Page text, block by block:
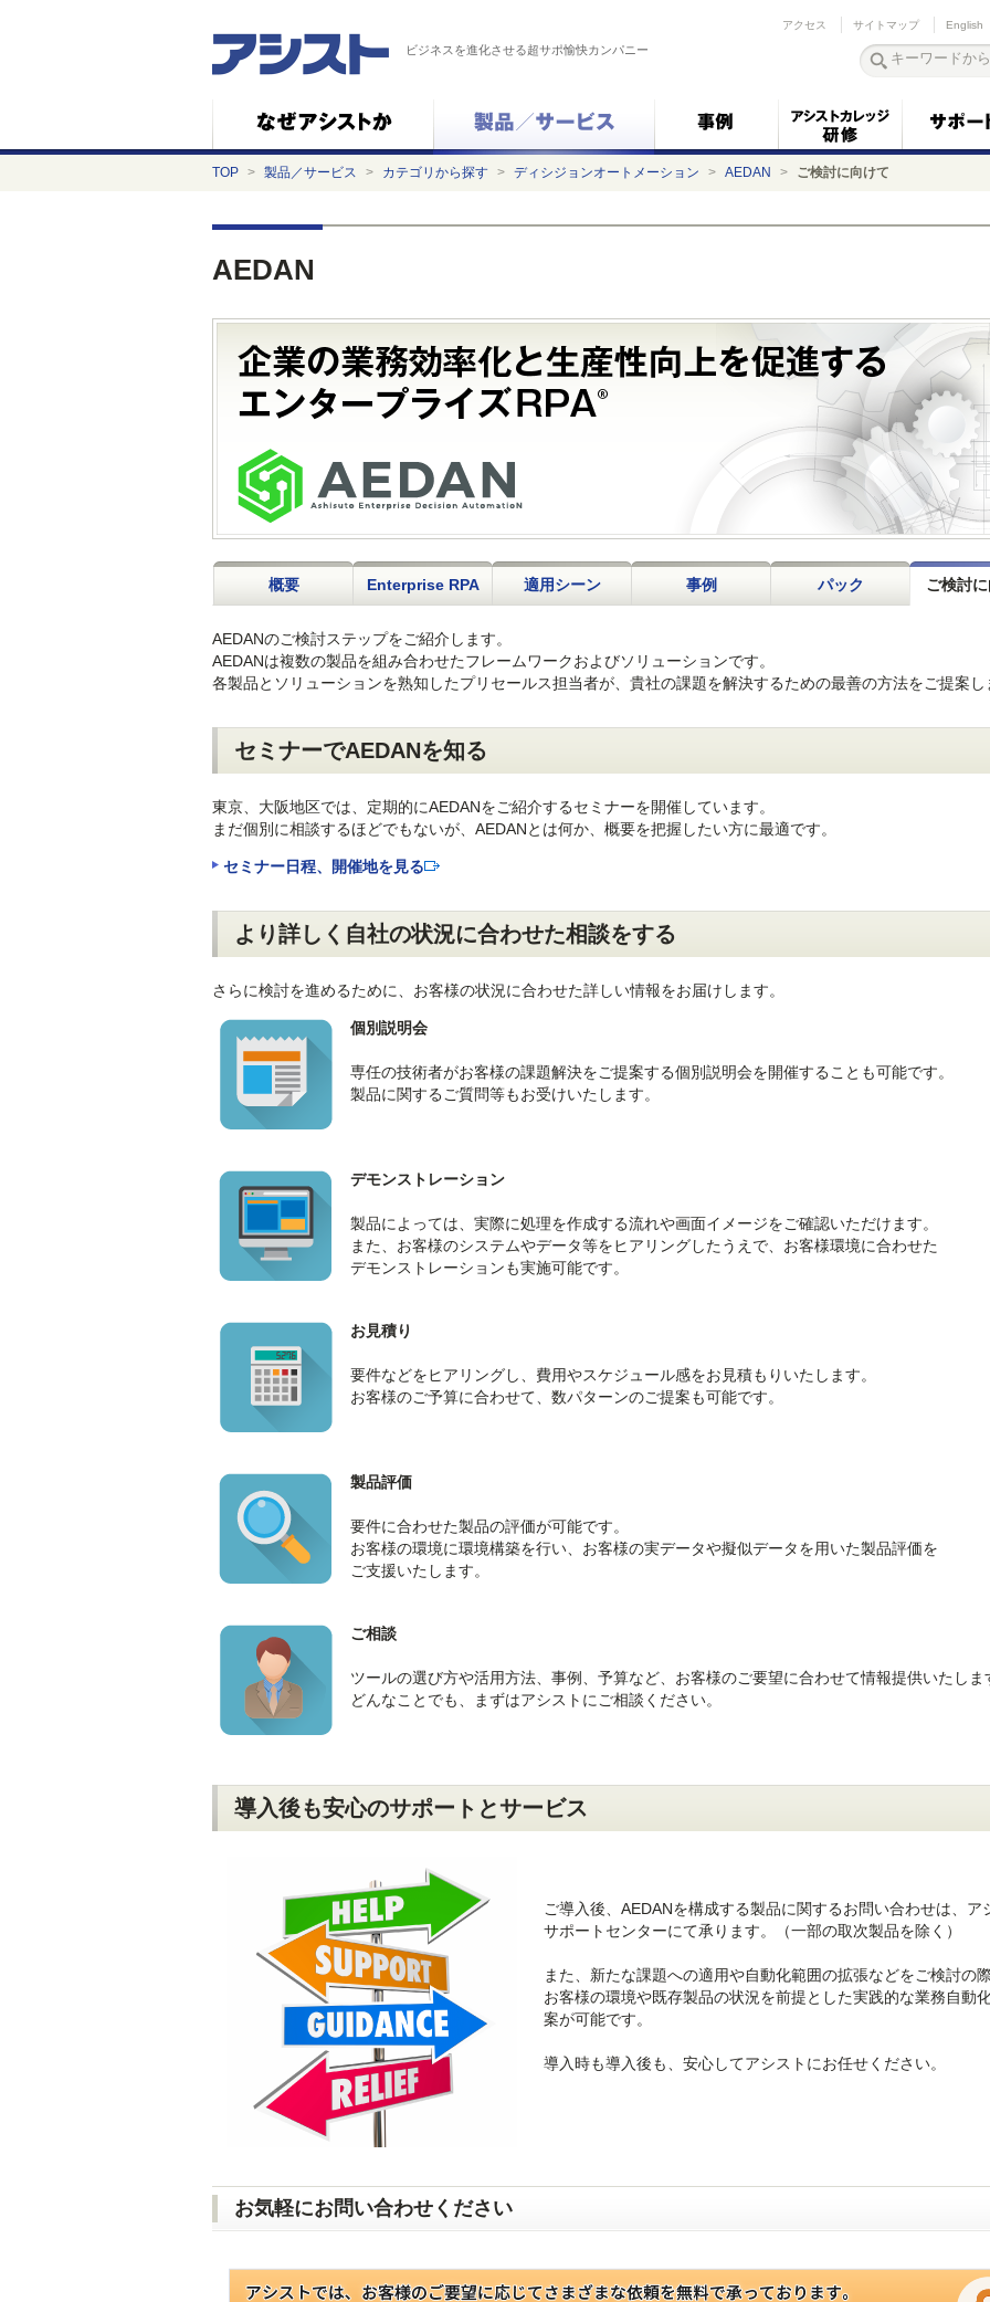
ビジネスを進化させる超サポ愉快カンパニー
アクセス サイトマップ English
TOP > 製品／サービス > カテゴリから探す > ディシジョンオートメーション > AEDAN > ご検討に向けて
AEDAN
概要 Enterprise RPA 適用シーン 事例 パック ご検討
AEDANのご検討ステップをご紹介します。
AEDANは複数の製品を組み合わせたフレームワークおよびソリューションです。
各製品とソリューションを熟知したプリセールス担当者が、貴社の課題を解決するための最善の方法をご提案し
セミナーでAEDANを知る
東京、大阪地区では、定期的にAEDANをご紹介するセミナーを開催しています。
まだ個別に相談するほどでもないが、AEDANとは何か、概要を把握したい方に最適です。
セミナー日程、開催地を見る
より詳しく自社の状況に合わせた相談をする
さらに検討を進めるために、お客様の状況に合わせた詳しい情報をお届けします。
個別説明会
専任の技術者がお客様の課題解決をご提案する個別説明会を開催することも可能です。
製品に関するご質問等もお受けいたします。
デモンストレーション
製品によっては、実際に処理を作成する流れや画面イメージをご確認いただけます。
また、お客様のシステムやデータ等をヒアリングしたうえで、お客様環境に合わせた
デモンストレーションも実施可能です。
お見積り
要件などをヒアリングし、費用やスケジュール感をお見積もりいたします。
お客様のご予算に合わせて、数パターンのご提案も可能です。
製品評価
要件に合わせた製品の評価が可能です。
お客様の環境に環境構築を行い、お客様の実データや擬似データを用いた製品評価を
ご支援いたします。
ご相談
ツールの選び方や活用方法、事例、予算など、お客様のご要望に合わせて情報提供いたしま
どんなことでも、まずはアシストにご相談ください。
導入後も安心のサポートとサービス
ご導入後、AEDANを構成する製品に関するお問い合わせは、ア
サポートセンターにて承ります。（一部の取次製品を除く）
また、新たな課題への適用や自動化範囲の拡張などをご検討の
お客様の環境や既存製品の状況を前提とした実践的な業務自動
案が可能です。
導入時も導入後も、安心してアシストにお任せください。
お気軽にお問い合わせください